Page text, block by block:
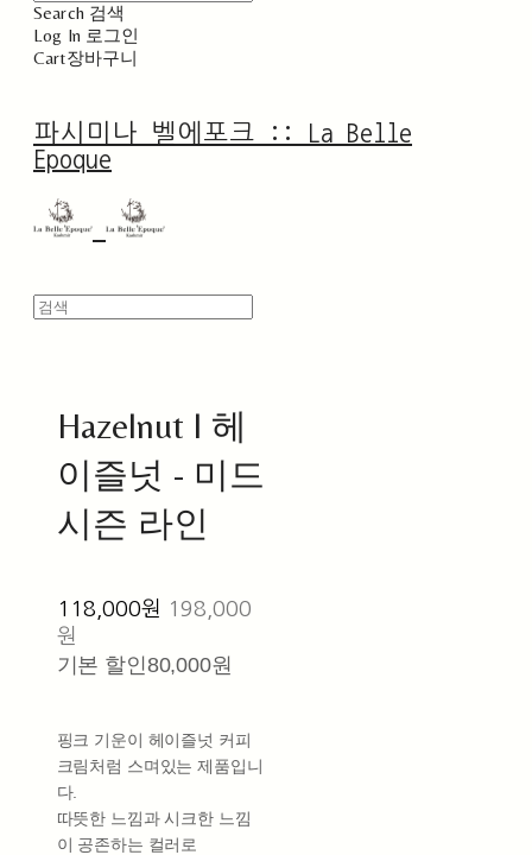
Search 검색
Log In 로그인
Cart장바구니
파시미나 벨에포크 :: La Belle
Epoque
Hazelnut l 헤
이즐넛 - 미드
시즌 라인
118,000원 198,000
원
기본 할인80,000원
핑크 기운이 헤이즐넛 커피
크림처럼 스며있는 제품입니
다.
따뜻한 느낌과 시크한 느낌
이 공존하는 컬러로